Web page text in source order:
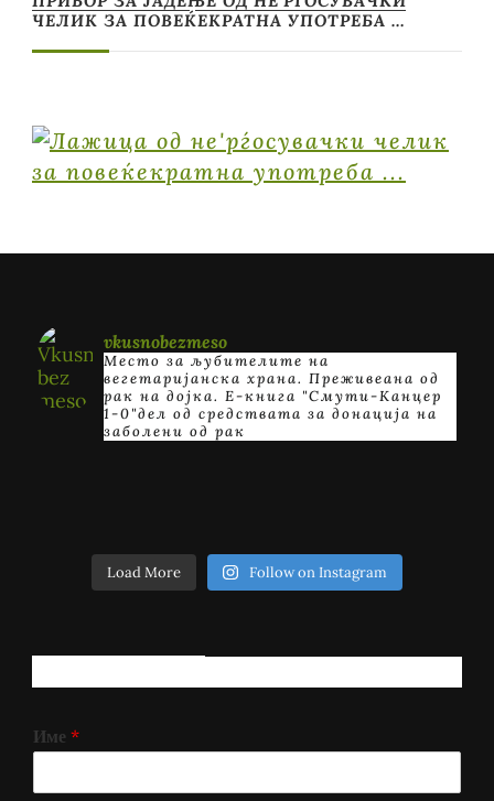
ЧЕЛИК ЗА ПОВЕЌЕКРАТНА УПОТРЕБА …
vkusnobezmeso
Место за љубителите на
вегетаријанска храна. Преживеана од
рак на дојка. E-книга "Смути-Канцер
1-0"дел од средствата за донација на
заболени од рак
Load More Follow on Instagram
Име *